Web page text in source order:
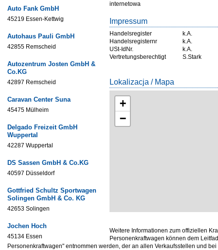
Auto Fank GmbH
45219 Essen-Kettwig
Autohaus Pauli GmbH
42855 Remscheid
Autozentrum Josten GmbH &
Co.KG
42897 Remscheid
Caravan Center Suna
45475 Mülheim
Delgado Freizeit GmbH
Wuppertal
42287 Wuppertal
DS Sassen GmbH & Co.KG
40597 Düsseldorf
Gottfried Schultz Sportwagen
Solingen GmbH & Co. KG
42653 Solingen
Jochen Hoch
45134 Essen
internetowa
Impressum
Handelsregister
k.A.
Handelsregisternr
k.A.
USt-IdNr.
k.A.
Vertretungsberechtigt
S.Stark
Lokalizacja / Mapa
+
−
Weitere Informationen zum offiziellen
Personenkraftwagen können dem
Personenkraftwagen" entnommen werden, der an allen Verkaufsstellen und